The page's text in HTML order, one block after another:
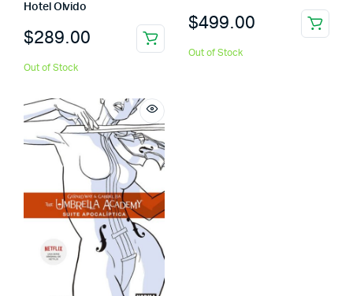
Hotel Olvido
$289.00
Out of Stock
$499.00
Out of Stock